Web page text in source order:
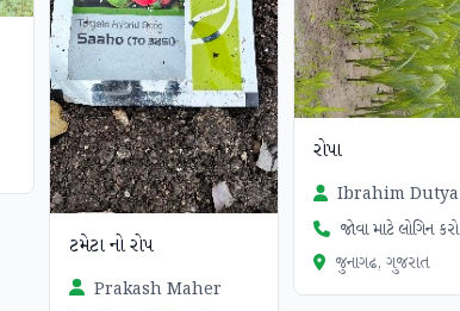
ટમેટા નો રોપ
Prakash Maher
રોપા
Ibrahim Dutya
જોવા માટે લોગિન કરો
જુનાગઢ, ગુજરાત